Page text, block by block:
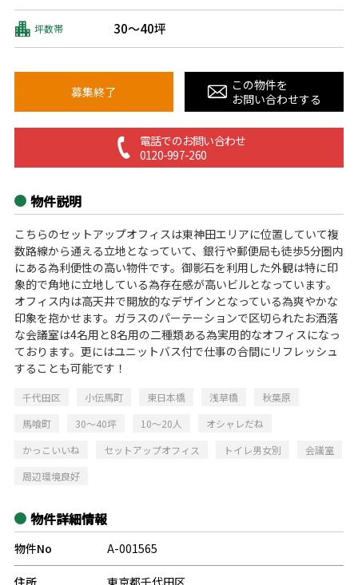
坪数帯 30～40坪
募集終了
この物件を
お問い合わせする
電話でのお問い合わせ
0120-997-260
物件説明
こちらのセットアップオフィスは東神田エリアに位置していて複
数路線から通える立地となっていて、銀行や郵便局も徒歩5分圏内
にある為利便性の高い物件です。御影石を利用した外観は特に印
象的で角地に立地している為存在感が高いビルとなっています。
オフィス内は高天井で開放的なデザインとなっている為爽やかな
印象を抱かせます。ガラスのパーテーションで区切られたお洒落
な会議室は4名用と8名用の二種類ある為実用的なオフィスになっ
ております。更にはユニットバス付で仕事の合間にリフレッシュ
することも可能です！
千代田区 小伝馬町 東日本橋 浅草橋
秋葉原
馬喰町
30～40坪 10～20人
オシャレだね
かっこいいね
セットアップオフィス トイレ男女別
会議室
周辺環境良好
物件詳細情報
物件No A-001565
住所 東京都千代田区